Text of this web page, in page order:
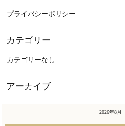
プライバシーポリシー
カテゴリーなし
2026年8月